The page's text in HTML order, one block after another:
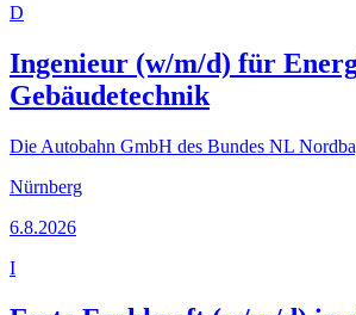
D
Ingenieur (w/m/d) für
Gebäudetechnik
Die Autobahn GmbH des Bundes NL
Nürnberg
6.8.2026
I